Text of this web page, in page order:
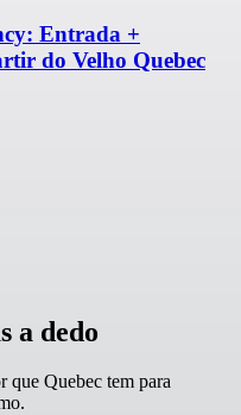
Entrada +
do Velho Quebec
a dedo
que Quebec tem para